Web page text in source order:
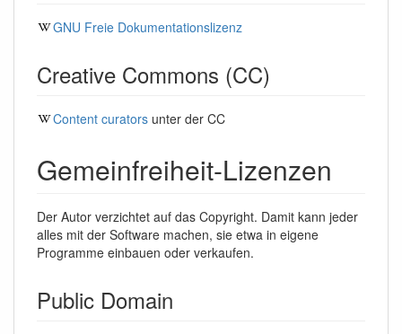
GNU Freie Dokumentationslizenz
Creative Commons (CC)
Content curators unter der CC
Gemeinfreiheit-Lizenzen
Der Autor verzichtet auf das Copyright. Damit kann jeder
alles mit der Software machen, sie etwa in eigene
Programme einbauen oder verkaufen.
Public Domain